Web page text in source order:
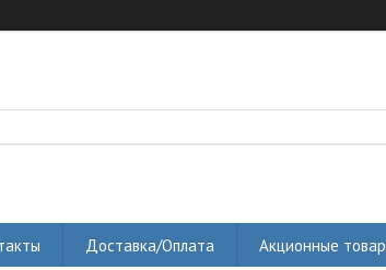
Доставка/Оплата Акционные